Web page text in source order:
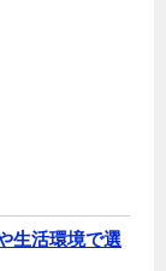
生活環境で選